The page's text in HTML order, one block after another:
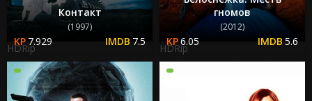
Контакт
(1997)
7.929 7.5
HDRip
гномов
(2012)
6.05 5.6
HDRip